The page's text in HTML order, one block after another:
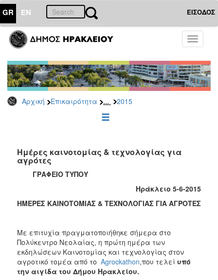
GR EN ΕΙΣΟΔΟΣ
Toggle
Αρχική Επικαιρότητα ... 2015
ΕΠΙΚΑΙΡΟΤΗΤΑ
Τύπου
Αρχείο
2026
2025
2022
2021
2020
2018
2016
2015
2013
Ημέρες καινοτομίας & τεχνολογίας για
αγρότες
ΓΡΑΦΕΙΟ ΤΥΠΟΥ
Ηράκλειο 5-6-2015
ΗΜΕΡΕΣ ΚΑΙΝΟΤΟΜΙΑΣ & ΤΕΧΝΟΛΟΓΙΑΣ ΓΙΑ ΑΓΡΟΤΕΣ
Με επιτυχία πραγματοποιήθηκε σήμερα στο
Πολύκεντρο Νεολαίας, η πρώτη ημέρα των
εκδηλώσεων Καινοτομίας και τεχνολογίας στον
αγροτικό τομέα από το Agrockathon,που τελεί υπό
την αιγίδα του Δήμου Ηρακλείου.